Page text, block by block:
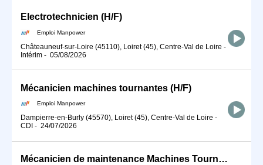
Electrotechnicien (H/F)
Emploi Manpower
Châteauneuf-sur-Loire (45110), Loiret (45), Centre-Val de Loire -
Intérim - 05/08/2026
Mécanicien machines tournantes (H/F)
Emploi Manpower
Dampierre-en-Burly (45570), Loiret (45), Centre-Val de Loire -
CDI - 24/07/2026
Mécanicien de maintenance Machines Tournantes Nucléaire (H/F)